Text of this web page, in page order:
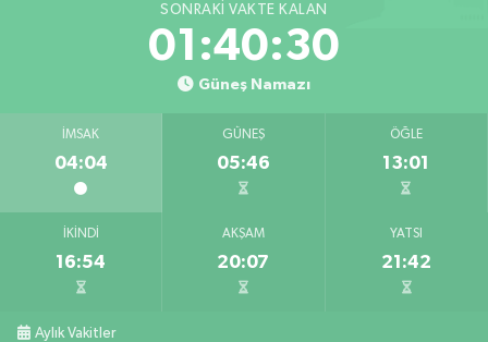
SONRAKI VAKTE KALAN
01:40:29
Güneş Namazı
İMSAK
04:04
GÜNEŞ
05:46
ÖĞLE
13:01
İKINDI
16:54
AKŞAM
20:07
YATSI
21:42
Aylık Vakitler